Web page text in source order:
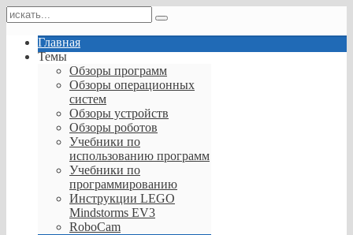
Главная
Темы
Обзоры программ
Обзоры операционных
систем
Обзоры устройств
Обзоры роботов
Учебники по
использованию программ
Учебники по
программированию
Инструкции LEGO
Mindstorms EV3
RoboCam